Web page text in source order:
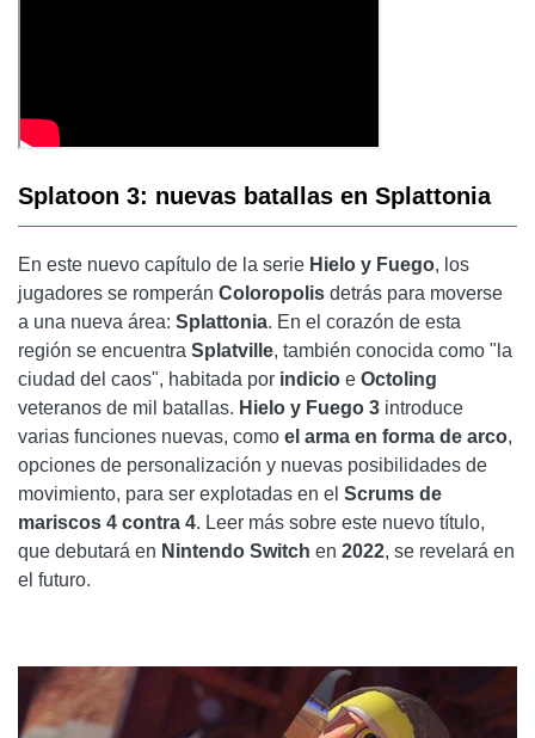
Splatoon 3: nuevas batallas en Splattonia
En este nuevo capítulo de la serie Hielo y Fuego, los
jugadores se romperán Coloropolis detrás para moverse
a una nueva área: Splattonia. En el corazón de esta
región se encuentra Splatville, también conocida como "la
ciudad del caos", habitada por indicio e Octoling
veteranos de mil batallas. Hielo y Fuego 3 introduce
varias funciones nuevas, como el arma en forma de arco,
opciones de personalización y nuevas posibilidades de
movimiento, para ser explotadas en el Scrums de
mariscos 4 contra 4. Leer más sobre este nuevo título,
que debutará en Nintendo Switch en 2022, se revelará en
el futuro.